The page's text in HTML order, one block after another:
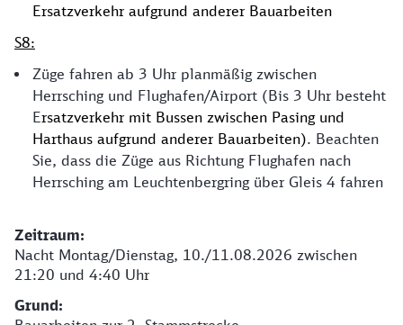
Ersatzverkehr aufgrund anderer Bauarbeiten
S8:
Züge fahren ab 3 Uhr planmäßig zwischen
Herrsching und Flughafen/Airport (Bis 3 Uhr besteht
Ersatzverkehr mit Bussen zwischen Pasing und
Harthaus aufgrund anderer Bauarbeiten). Beachten
Sie, dass die Züge aus Richtung Flughafen nach
Herrsching am Leuchtenbergring über Gleis 4 fahren
​​​​​​​Zeitraum:
Nacht Montag/Dienstag, 10./11.08.2026 zwischen
21:20 und 4:40 Uhr
Grund: